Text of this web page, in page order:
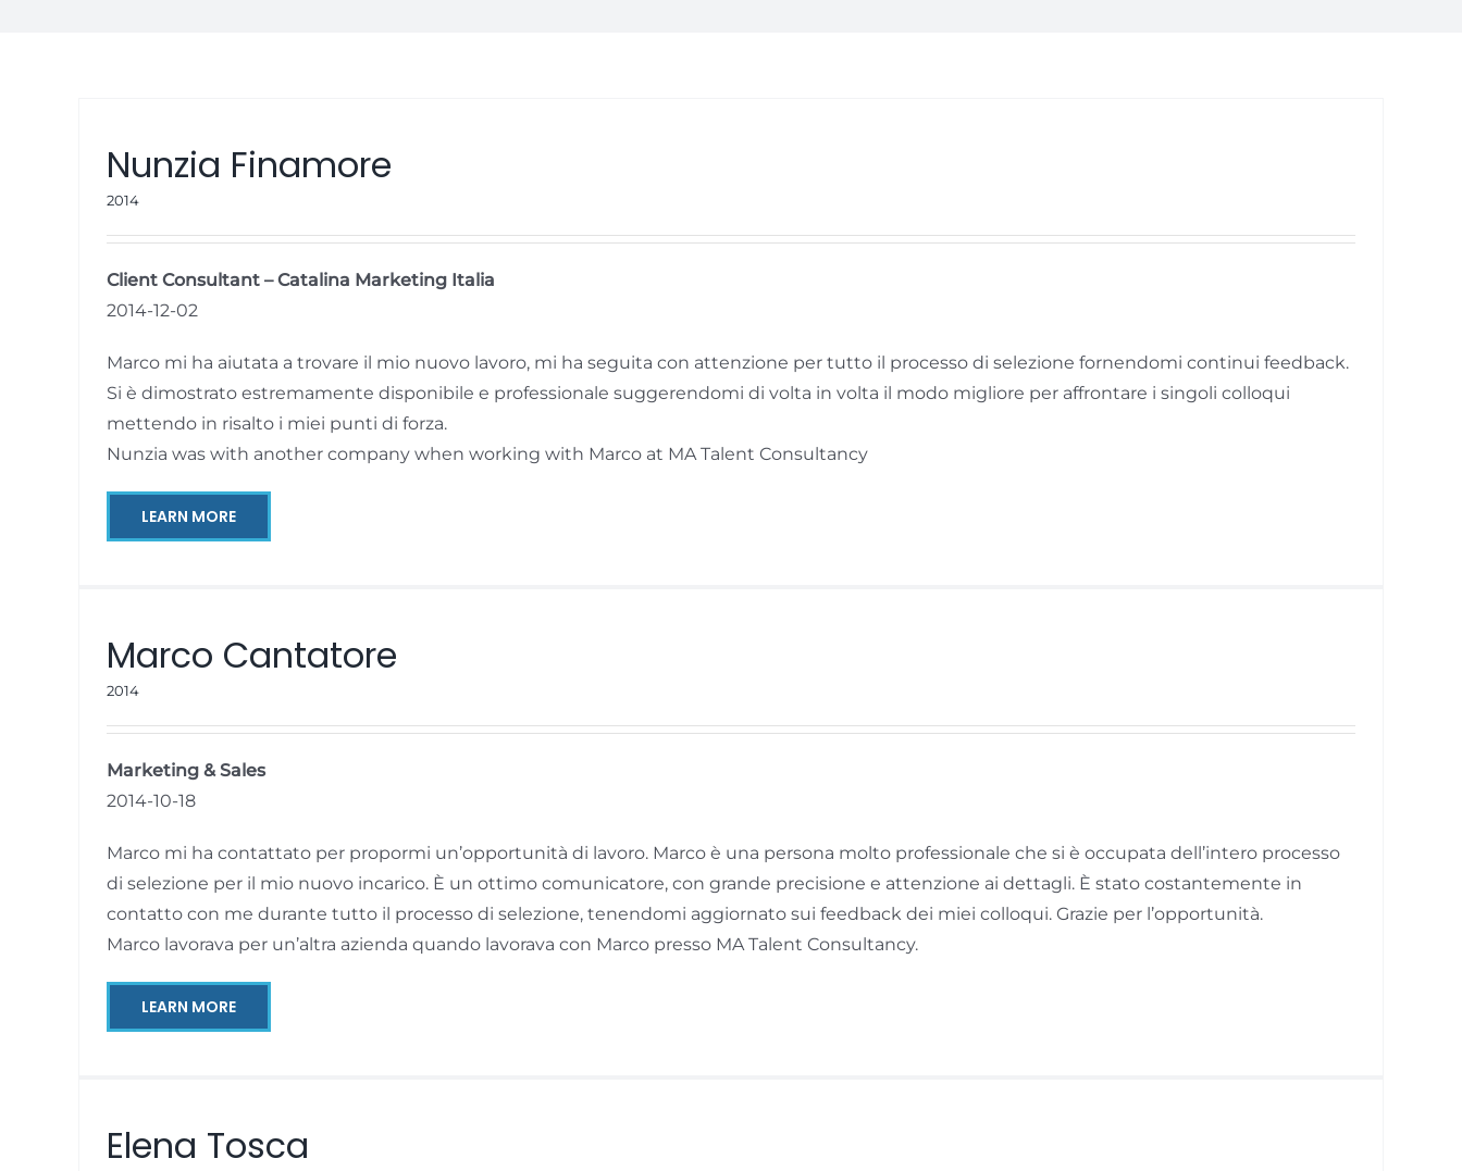
Nunzia Finamore
2014
Client Consultant – Catalina Marketing Italia
2014-12-02
Marco mi ha aiutata a trovare il mio nuovo lavoro, mi ha seguita con attenzione per tutto il processo di selezione fornendomi continui feedback.
Si è dimostrato estremamente disponibile e professionale suggerendomi di volta in volta il modo migliore per affrontare i singoli colloqui
mettendo in risalto i miei punti di forza.
Nunzia was with another company when working with Marco at MA Talent Consultancy
LEARN MORE
Marco Cantatore
2014
Marketing & Sales
2014-10-18
Marco mi ha contattato per propormi un’opportunità di lavoro. Marco è una persona molto professionale che si è occupata dell’intero processo
di selezione per il mio nuovo incarico. È un ottimo comunicatore, con grande precisione e attenzione ai dettagli. È stato costantemente in
contatto con me durante tutto il processo di selezione, tenendomi aggiornato sui feedback dei miei colloqui. Grazie per l’opportunità.
Marco lavorava per un’altra azienda quando lavorava con Marco presso MA Talent Consultancy.
LEARN MORE
Elena Tosca